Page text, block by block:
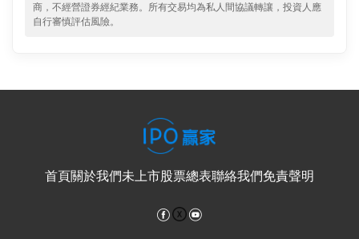
商，不經營證券經紀業務。所有交易均為私人間協議轉讓，投資人應
自行審慎評估風險。
首頁關於我們未上市股票總表聯絡我們免責聲明
Facebook